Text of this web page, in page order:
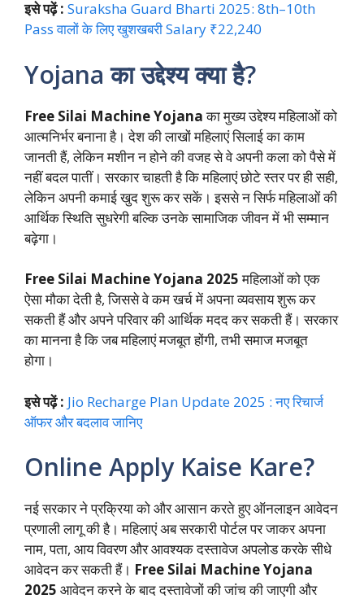
इसे पढ़ें : Suraksha Guard Bharti 2025: 8th–10th
Pass वालों के लिए खुशखबरी Salary ₹22,240
Yojana का उद्देश्य क्या है?
Free Silai Machine Yojanaका मुख्य उद्देश्य महिलाओं को
आत्मनिर्भर बनाना है। देश की लाखों महिलाएं सिलाई का काम
जानती हैं, लेकिन मशीन न होने की वजह से वे अपनी कला को पैसे में
नहीं बदल पातीं। सरकार चाहती है कि महिलाएं छोटे स्तर पर ही सही,
लेकिन अपनी कमाई खुद शुरू कर सकें। इससे न सिर्फ महिलाओं की
आर्थिक स्थिति सुधरेगी बल्कि उनके सामाजिक जीवन में भी सम्मान
बढ़ेगा।
Free Silai Machine Yojana 2025महिलाओं को एक
ऐसा मौका देती है, जिससे वे कम खर्च में अपना व्यवसाय शुरू कर
सकती हैं और अपने परिवार की आर्थिक मदद कर सकती हैं। सरकार
का मानना है कि जब महिलाएं मजबूत होंगी, तभी समाज मजबूत
होगा।
इसे पढ़ें : Jio Recharge Plan Update 2025 : नए रिचार्ज
ऑफर और बदलाव जानिए
Online Apply Kaise Kare?
नई सरकार ने प्रक्रिया को और आसान करते हुए ऑनलाइन आवेदन
प्रणाली लागू की है। महिलाएं अब सरकारी पोर्टल पर जाकर अपना
नाम, पता, आय विवरण और आवश्यक दस्तावेज अपलोड करके सीधे
आवेदन कर सकती हैं। Free Silai Machine Yojana
2025 आवेदन करने के बाद दस्तावेजों की जांच की जाएगी और